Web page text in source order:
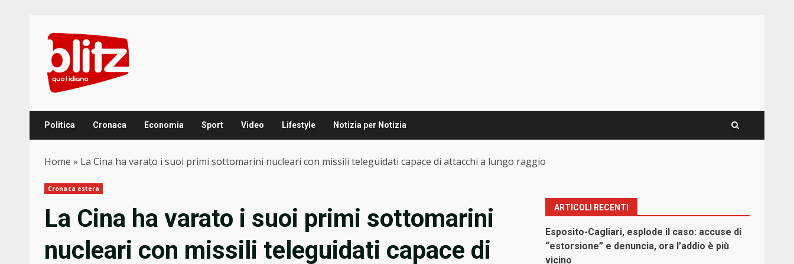
content
Politica Cronaca Economia Sport Video Lifestyle Notizia per Notizia
Home » La Cina ha varato i suoi primi sottomarini nucleari con missili teleguidati capace di attacchi a lungo raggio
Cronaca estera
La Cina ha varato i suoi primi sottomarini
nucleari con missili teleguidati capace di
ARTICOLI RECENTI
Esposito-Cagliari, esplode il caso: accuse di
“estorsione” e denuncia, ora l’addio è più
vicino